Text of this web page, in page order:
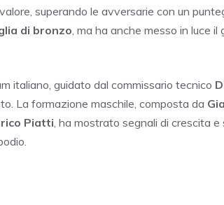
superando le avversarie con un
di bronzo , ma ha anche messo in luce il
italiano, guidato dal commissario tecnico
La formazione maschile, composta da
Piatti , ha mostrato segnali di crescita e